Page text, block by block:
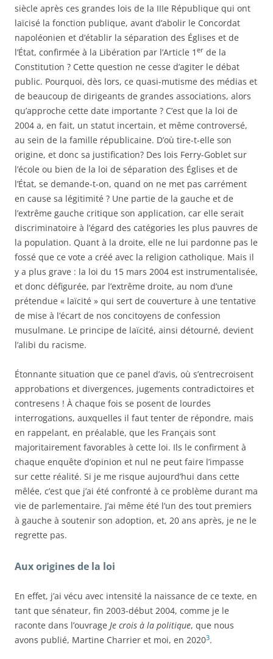
siècle après ces grandes lois de la IIIe République qui ont
laïcisé la fonction publique, avant d’abolir le Concordat
napoléonien et d’établir la séparation des Églises et de
l’État, confirmée à la Libération par l’Article 1 er de la
Constitution ? Cette question ne cesse d’agiter le débat
public. Pourquoi, dès lors, ce quasi-mutisme des médias et
de beaucoup de dirigeants de grandes associations, alors
qu’approche cette date importante ? C’est que la loi de
2004 a, en fait, un statut incertain, et même controversé,
au sein de la famille républicaine. D’où tire-t-elle son
origine, et donc sa justification? Des lois Ferry-Goblet sur
l’école ou bien de la loi de séparation des Églises et de
l’État, se demande-t-on, quand on ne met pas carrément
en cause sa légitimité ? Une partie de la gauche et de
l’extrême gauche critique son application, car elle serait
discriminatoire à l’égard des catégories les plus pauvres de
la population. Quant à la droite, elle ne lui pardonne pas le
fossé que ce vote a créé avec la religion catholique. Mais il
y a plus grave : la loi du 15 mars 2004 est instrumentalisée,
et donc défigurée, par l’extrême droite, au nom d’une
prétendue « laïcité » qui sert de couverture à une tentative
de mise à l’écart de nos concitoyens de confession
musulmane. Le principe de laïcité, ainsi détourné, devient
l’alibi du racisme.
Étonnante situation que ce panel d’avis, où s’entrecroisent
approbations et divergences, jugements contradictoires et
contresens ! À chaque fois se posent de lourdes
interrogations, auxquelles il faut tenter de répondre, mais
en rappelant, en préalable, que les Français sont
majoritairement favorables à cette loi. Ils le confirment à
chaque enquête d’opinion et nul ne peut faire l’impasse
sur cette réalité. Si je me risque aujourd’hui dans cette
mêlée, c’est que j’ai été confronté à ce problème durant ma
vie de parlementaire. J’ai même été l’un des tout premiers
à gauche à soutenir son adoption, et, 20 ans après, je ne le
regrette pas.
Aux origines de la loi
En effet, j’ai vécu avec intensité la naissance de ce texte, en
tant que sénateur, fin 2003-début 2004, comme je le
raconte dans l’ouvrage Je crois à la politique, que nous
avons publié, Martine Charrier et moi, en 20203.